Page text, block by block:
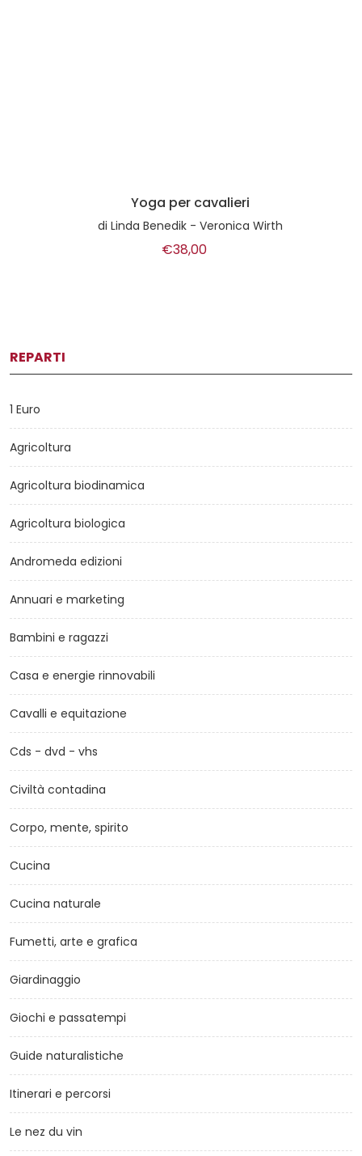
Yoga per cavalieri
diLinda Benedik - Veronica Wirth
€38,00
REPARTI
1 Euro
Agricoltura
Agricoltura biodinamica
Agricoltura biologica
Andromeda edizioni
Annuari e marketing
Bambini e ragazzi
Casa e energie rinnovabili
Cavalli e equitazione
Cds - dvd - vhs
Civiltà contadina
Corpo, mente, spirito
Cucina
Cucina naturale
Fumetti, arte e grafica
Giardinaggio
Giochi e passatempi
Guide naturalistiche
Itinerari e percorsi
Le nez du vin